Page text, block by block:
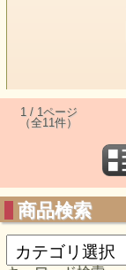
1 / 1ページ
（全11件）
商品検索